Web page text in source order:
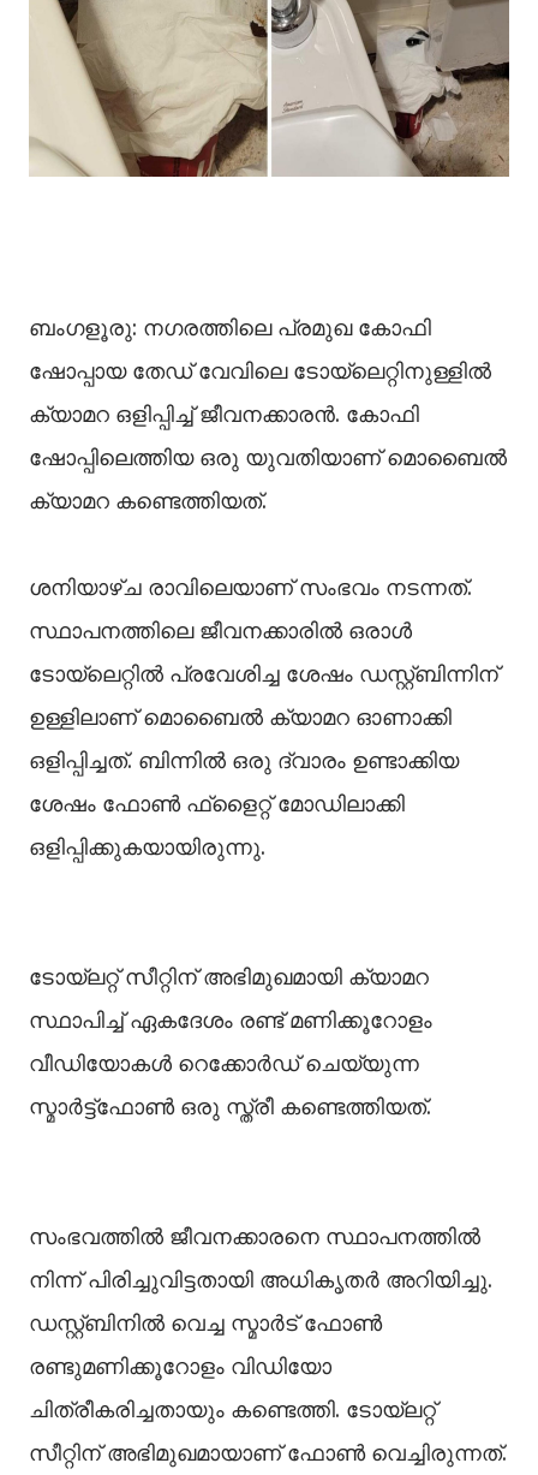
ബംഗളൂരു: നഗരത്തിലെ പ്രമുഖ കോഫി
ഷോപ്പായ തേഡ് വേവിലെ ടോയ്‌ലെറ്റിനുള്ളില്‍
ക്യാമറ ഒളിപ്പിച്ച്‌ ജീവനക്കാരന്‍. കോഫി
ഷോപ്പിലെത്തിയ ഒരു യുവതിയാണ് മൊബൈല്‍
ക്യാമറ കണ്ടെത്തിയത്.
ശനിയാഴ്ച രാവിലെയാണ് സംഭവം നടന്നത്.
സ്ഥാപനത്തിലെ ജീവനക്കാരില്‍ ഒരാള്‍
ടോയ്‌ലെറ്റില്‍ പ്രവേശിച്ച ശേഷം ഡസ്റ്റ്ബിന്നിന്
ഉള്ളിലാണ് മൊബൈല്‍ ക്യാമറ ഓണാക്കി
ഒളിപ്പിച്ചത്. ബിന്നില്‍ ഒരു ദ്വാരം ഉണ്ടാക്കിയ
ശേഷം ഫോണ്‍ ഫ്‌ളൈറ്റ് മോഡിലാക്കി
ഒളിപ്പിക്കുകയായിരുന്നു.
ടോയ്‌ലറ്റ് സീറ്റിന് അഭിമുഖമായി ക്യാമറ
സ്ഥാപിച്ച് ഏകദേശം രണ്ട് മണിക്കൂറോളം
വീഡിയോകൾ റെക്കോർഡ് ചെയ്യുന്ന
സ്മാർട്ട്‌ഫോൺ ഒരു സ്ത്രീ കണ്ടെത്തിയത്.
സംഭവത്തില്‍ ജീവനക്കാരനെ സ്ഥാപനത്തില്‍
നിന്ന് പിരിച്ചുവിട്ടതായി അധികൃതര്‍ അറിയിച്ചു.
ഡസ്റ്റ്ബിനില്‍ വെച്ച സ്മാര്‍ട് ഫോണ്‍
രണ്ടുമണിക്കൂറോളം വിഡിയോ
ചിത്രീകരിച്ചതായും കണ്ടെത്തി. ടോയ്‌ലറ്റ്
സീറ്റിന് അഭിമുഖമായാണ് ഫോണ്‍ വെച്ചിരുന്നത്.